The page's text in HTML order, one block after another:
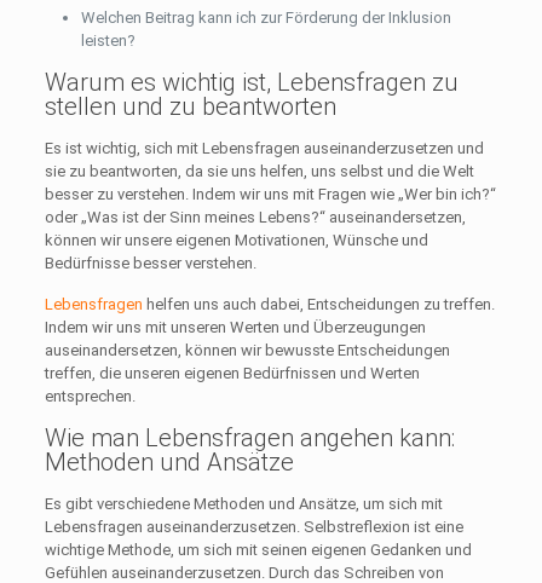
Welchen Beitrag kann ich zur Förderung der Inklusion
leisten?
Warum es wichtig ist, Lebensfragen zu
stellen und zu beantworten
Es ist wichtig, sich mit Lebensfragen auseinanderzusetzen und
sie zu beantworten, da sie uns helfen, uns selbst und die Welt
besser zu verstehen. Indem wir uns mit Fragen wie „Wer bin ich?“
oder „Was ist der Sinn meines Lebens?“ auseinandersetzen,
können wir unsere eigenen Motivationen, Wünsche und
Bedürfnisse besser verstehen.
Lebensfragen helfen uns auch dabei, Entscheidungen zu treffen.
Indem wir uns mit unseren Werten und Überzeugungen
auseinandersetzen, können wir bewusste Entscheidungen
treffen, die unseren eigenen Bedürfnissen und Werten
entsprechen.
Wie man Lebensfragen angehen kann:
Methoden und Ansätze
Es gibt verschiedene Methoden und Ansätze, um sich mit
Lebensfragen auseinanderzusetzen. Selbstreflexion ist eine
wichtige Methode, um sich mit seinen eigenen Gedanken und
Gefühlen auseinanderzusetzen. Durch das Schreiben von